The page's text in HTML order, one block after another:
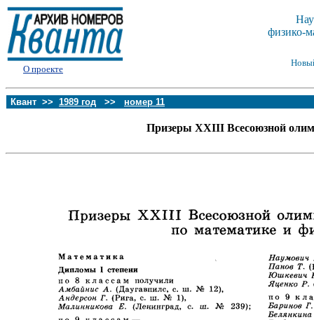
О проекте
физико-
Квант >> 1989 год >> номер 11
Призеры XXIII Всесоюзной